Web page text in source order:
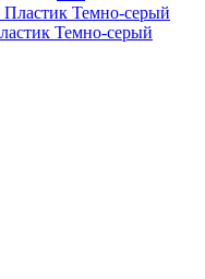
Темно-серый